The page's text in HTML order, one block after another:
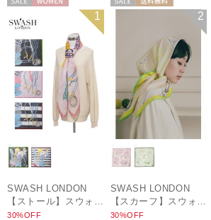
1
SWASH LONDON
30%OFF
セール送料無料
2
SWASH LONDON
30%OFF